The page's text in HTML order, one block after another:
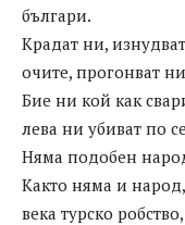
българи.
Крадат ни,
очите, прогонват
Бие ни кой как
лева ни убиват по
Няма подобен
Както няма и
века турско